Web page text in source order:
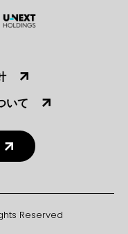
いて
Reserved